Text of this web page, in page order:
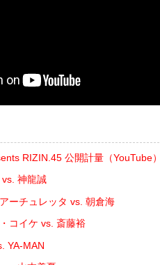
RIZIN.45 公開計量（YouTube）
神龍誠
ーチュレッタ vs. 朝倉海
コイケ vs. 斎藤裕
YA-MAN